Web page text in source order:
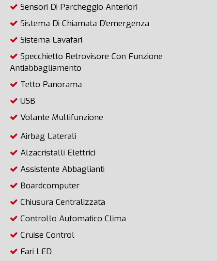
Sensori Di Parcheggio Anteriori
Sistema Di Chiamata D'emergenza
Sistema Lavafari
Specchietto Retrovisore Con Funzione
Antiabbagliamento
Tetto Panorama
USB
Volante Multifunzione
Airbag Laterali
Alzacristalli Elettrici
Assistente Abbaglianti
Boardcomputer
Chiusura Centralizzata
Controllo Automatico Clima
Cruise Control
Fari LED